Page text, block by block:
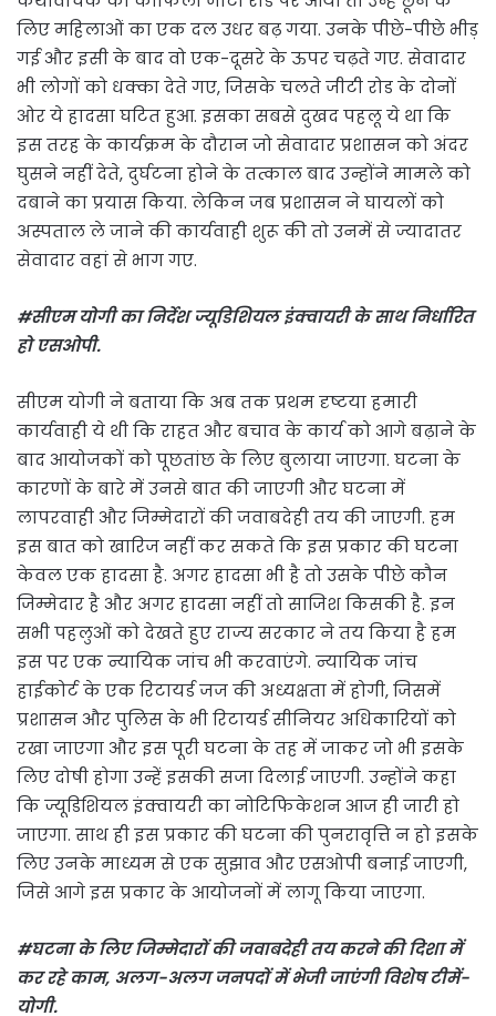
लिए महिलाओं का एक दल उधर बढ़ गया. उनके पीछे-पीछे भीड़
गई और इसी के बाद वो एक-दूसरे के ऊपर चढ़ते गए. सेवादार
भी लोगों को धक्का देते गए, जिसके चलते जीटी रोड के दोनों
ओर ये हादसा घटित हुआ. इसका सबसे दुखद पहलू ये था कि
इस तरह के कार्यक्रम के दौरान जो सेवादार प्रशासन को अंदर
घुसने नहीं देते, दुर्घटना होने के तत्काल बाद उन्होंने मामले को
दबाने का प्रयास किया. लेकिन जब प्रशासन ने घायलों को
अस्पताल ले जाने की कार्यवाही शुरू की तो उनमें से ज्यादातर
सेवादार वहां से भाग गए.
#सीएम योगी का निर्देश ज्यूडिशियल इंक्वायरी के साथ निर्धारित
हो एसओपी.
सीएम योगी ने बताया कि अब तक प्रथम दृष्टया हमारी
कार्यवाही ये थी कि राहत और बचाव के कार्य को आगे बढ़ाने के
बाद आयोजकों को पूछतांछ के लिए बुलाया जाएगा. घटना के
कारणों के बारे में उनसे बात की जाएगी और घटना में
लापरवाही और जिम्मेदारों की जवाबदेही तय की जाएगी. हम
इस बात को खारिज नहीं कर सकते कि इस प्रकार की घटना
केवल एक हादसा है. अगर हादसा भी है तो उसके पीछे कौन
जिम्मेदार है और अगर हादसा नहीं तो साजिश किसकी है. इन
सभी पहलुओं को देखते हुए राज्य सरकार ने तय किया है हम
इस पर एक न्यायिक जांच भी करवाएंगे. न्यायिक जांच
हाईकोर्ट के एक रिटायर्ड जज की अध्यक्षता में होगी, जिसमें
प्रशासन और पुलिस के भी रिटायर्ड सीनियर अधिकारियों को
रखा जाएगा और इस पूरी घटना के तह में जाकर जो भी इसके
लिए दोषी होगा उन्हें इसकी सजा दिलाई जाएगी. उन्होंने कहा
कि ज्यूडिशियल इंक्वायरी का नोटिफिकेशन आज ही जारी हो
जाएगा. साथ ही इस प्रकार की घटना की पुनरावृत्ति न हो इसके
लिए उनके माध्यम से एक सुझाव और एसओपी बनाई जाएगी,
जिसे आगे इस प्रकार के आयोजनों में लागू किया जाएगा.
#घटना के लिए जिम्मेदारों की जवाबदेही तय करने की दिशा में
कर रहे काम, अलग-अलग जनपदों में भेजी जाएंगी विशेष टीमें-
योगी.